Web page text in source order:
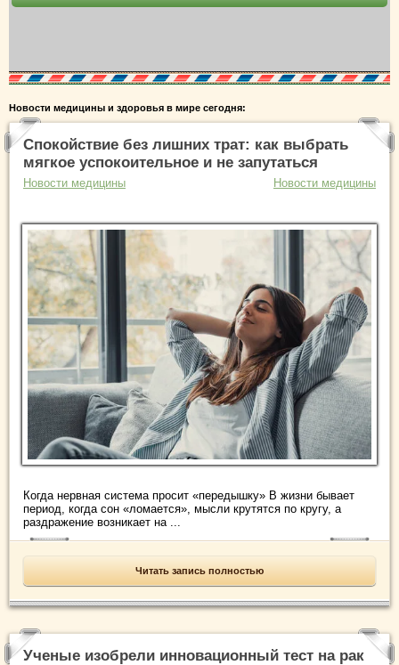
Новости медицины и здоровья в мире сегодня:
Спокойствие без лишних трат: как выбрать
мягкое успокоительное и не запутаться
Новости медицины Новости медицины
Когда нервная система просит «передышку» В жизни бывает
период, когда сон «ломается», мысли крутятся по кругу, а
раздражение возникает на ...
Читать запись полностью
Ученые изобрели инновационный тест на рак